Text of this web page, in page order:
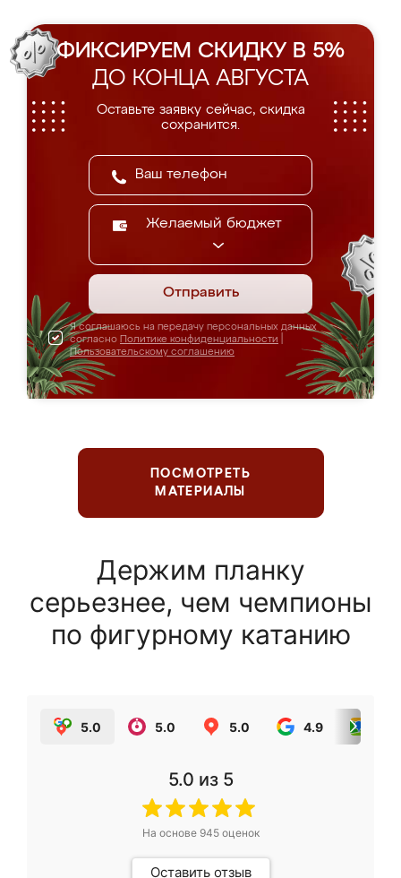
ФИКСИРУЕМ СКИДКУ В 5%
ДО КОНЦА АВГУСТА
Оставьте заявку сейчас, скидка
сохранится.
Желаемый бюджет
Отправить
Я соглашаюсь на передачу персональных данных
согласно Политике конфиденциальности
Пользовательскому соглашению
ПОСМОТРЕТЬ
МАТЕРИАЛЫ
Держим планку
серьезнее, чем чемпионы
по фигурному катанию
5.0 5.0 5.0 4.9
5.0 из 5
На основе 945оценок
Оставить отзыв